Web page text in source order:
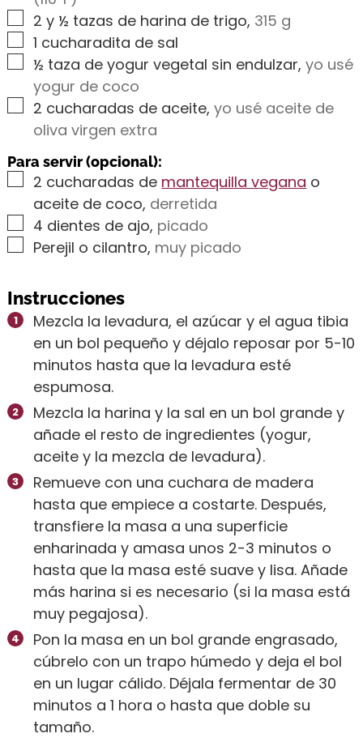
▢
2 y ½ tazas de harina de trigo, 315 g
▢1 cucharadita de sal
▢
½ taza de yogur vegetal sin endulzar,yo usé
yogur de coco
▢
2 cucharadas de aceite,yo usé aceite de
oliva virgen extra
Para servir (opcional):
▢
2 cucharadas de mantequilla vegana o
aceite de coco, derretida
▢
4 dientes de ajo, picado
▢
Perejil o cilantro, muy picado
Instrucciones
Mezcla la levadura, el azúcar y el agua tibia
en un bol pequeño y déjalo reposar por 5-10
minutos hasta que la levadura esté
espumosa.
Mezcla la harina y la sal en un bol grande y
añade el resto de ingredientes (yogur,
aceite y la mezcla de levadura).
Remueve con una cuchara de madera
hasta que empiece a costarte. Después,
transfiere la masa a una superficie
enharinada y amasa unos 2-3 minutos o
hasta que la masa esté suave y lisa. Añade
más harina si es necesario (si la masa está
muy pegajosa).
Pon la masa en un bol grande engrasado,
cúbrelo con un trapo húmedo y deja el bol
en un lugar cálido. Déjala fermentar de 30
minutos a 1 hora o hasta que doble su
tamaño.